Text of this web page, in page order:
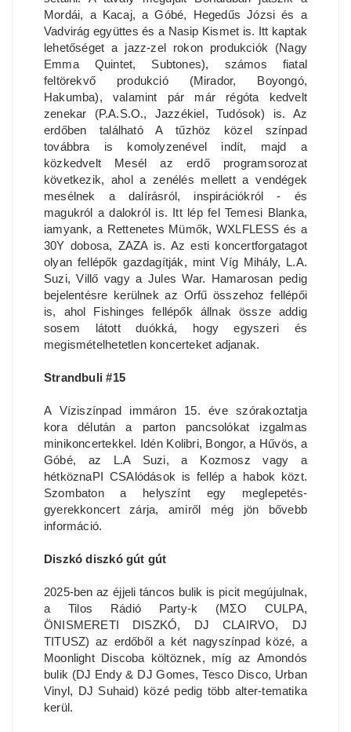
Mordái, a Kacaj, a Góbé, Hegedűs Józsi és a
Vadvirág együttes és a Nasip Kismet is. Itt kaptak
lehetőséget a jazz-zel rokon produkciók (Nagy
Emma Quintet, Subtones), számos fiatal
feltörekvő produkció (Mirador, Boyongó,
Hakumba), valamint pár már régóta kedvelt
zenekar (P.A.S.O., Jazzékiel, Tudósok) is. Az
erdőben található A tűzhöz közel színpad
továbbra is komolyzenével indít, majd a
közkedvelt Mesél az erdő programsorozat
következik, ahol a zenélés mellett a vendégek
mesélnek a dalírásról, inspirációkról - és
magukról a dalokról is. Itt lép fel Temesi Blanka,
iamyank, a Rettenetes Mümők, WXLFLESS és a
30Y dobosa, ZAZA is. Az esti koncertforgatagot
olyan fellépők gazdagítják, mint Víg Mihály, L.A.
Suzi, Villő vagy a Jules War. Hamarosan pedig
bejelentésre kerülnek az Orfű összehoz fellépői
is, ahol Fishinges fellépők állnak össze addig
sosem látott duókká, hogy egyszeri és
megismételhetetlen koncerteket adjanak.
Strandbuli #15
A Víziszínpad immáron 15. éve szórakoztatja
kora délután a parton pancsolókat izgalmas
minikoncertekkel. Idén Kolibri, Bongor, a Hűvös, a
Góbé, az L.A Suzi, a Kozmosz vagy a
hétköznaPI CSAlódások is fellép a habok közt.
Szombaton a helyszínt egy meglepetés-
gyerekkoncert zárja, amiről még jön bővebb
információ.
Diszkó diszkó gút gút
2025-ben az éjjeli táncos bulik is picit megújulnak,
a Tilos Rádió Party-k (MΣO CULPA,
ÖNISMERETI DISZKÓ, DJ CLAIRVO, DJ
TITUSZ) az erdőből a két nagyszínpad közé, a
Moonlight Discoba költöznek, míg az Amondós
bulik (DJ Endy & DJ Gomes, Tesco Disco, Urban
Vinyl, DJ Suhaid) közé pedig több alter-tematika
kerül.